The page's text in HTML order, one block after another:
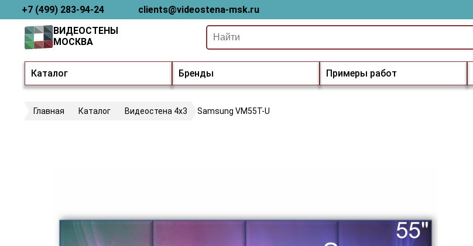
+7 (499) 283-94-24 clients@videostena-msk.ru
Каталог Бренды Примеры работ
ВИДЕОСТЕНЫ
МОСКВА
Главная Каталог Видеостена 4х3 Samsung VM55T-U